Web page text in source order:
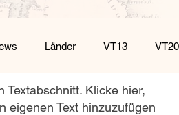
Länder VT13
Textabschnitt. Klicke hier,
eigenen Text hinzuzufügen